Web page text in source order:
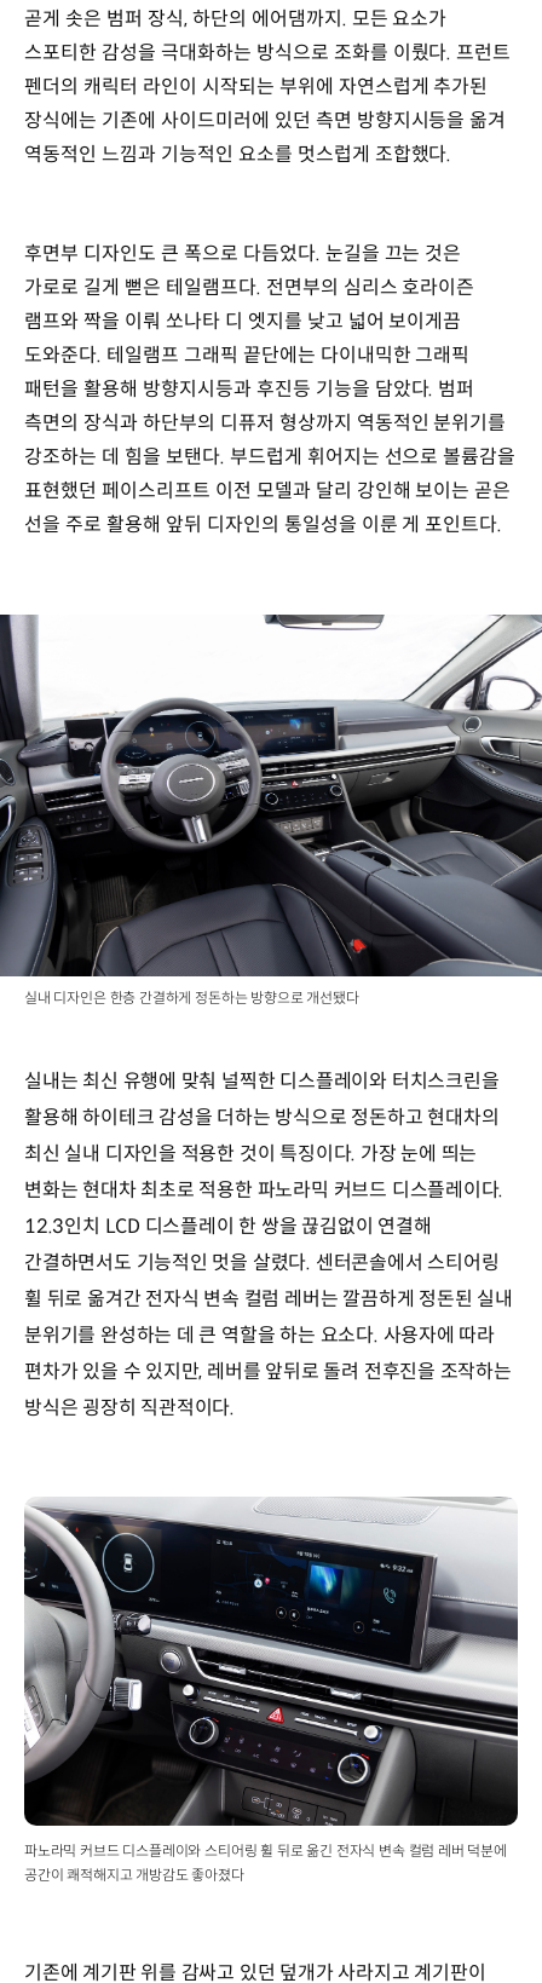
곧게 솟은 범퍼 장식, 하단의 에어댐까지. 모든 요소가
스포티한 감성을 극대화하는 방식으로 조화를 이뤘다. 프런트
펜더의 캐릭터 라인이 시작되는 부위에 자연스럽게 추가된
장식에는 기존에 사이드미러에 있던 측면 방향지시등을 옮겨
역동적인 느낌과 기능적인 요소를 멋스럽게 조합했다.
후면부 디자인도 큰 폭으로 다듬었다. 눈길을 끄는 것은
가로로 길게 뻗은 테일램프다. 전면부의 심리스 호라이즌
램프와 짝을 이뤄 쏘나타 디 엣지를 낮고 넓어 보이게끔
도와준다. 테일램프 그래픽 끝단에는 다이내믹한 그래픽
패턴을 활용해 방향지시등과 후진등 기능을 담았다. 범퍼
측면의 장식과 하단부의 디퓨저 형상까지 역동적인 분위기를
강조하는 데 힘을 보탠다. 부드럽게 휘어지는 선으로 볼륨감을
표현했던 페이스리프트 이전 모델과 달리 강인해 보이는 곧은
선을 주로 활용해 앞뒤 디자인의 통일성을 이룬 게 포인트다.
실내 디자인은 한층 간결하게 정돈하는 방향으로 개선됐다
실내는 최신 유행에 맞춰 널찍한 디스플레이와 터치스크린을
활용해 하이테크 감성을 더하는 방식으로 정돈하고 현대차의
최신 실내 디자인을 적용한 것이 특징이다. 가장 눈에 띄는
변화는 현대차 최초로 적용한 파노라믹 커브드 디스플레이다.
12.3인치 LCD 디스플레이 한 쌍을 끊김없이 연결해
간결하면서도 기능적인 멋을 살렸다. 센터콘솔에서 스티어링
휠 뒤로 옮겨간 전자식 변속 컬럼 레버는 깔끔하게 정돈된 실내
분위기를 완성하는 데 큰 역할을 하는 요소다. 사용자에 따라
편차가 있을 수 있지만, 레버를 앞뒤로 돌려 전후진을 조작하는
방식은 굉장히 직관적이다.
파노라믹 커브드 디스플레이와 스티어링 휠 뒤로 옮긴 전자식 변속 컬럼 레버 덕분에
공간이 쾌적해지고 개방감도 좋아졌다
기존에 계기판 위를 감싸고 있던 덮개가 사라지고 계기판이